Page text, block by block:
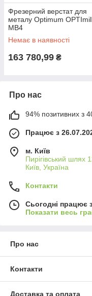
Фрезерний верстат для
металу Optimum
MB4
Немає в наявності
163 780,99 ₴
Про нас
94% позитивних з 40
Працює з
м. Київ
Пирігівський шлях
Київ, Україна
Контакти
Сьогодні працює
Показати весь
Про нас
Контакти
Доставка та оплата